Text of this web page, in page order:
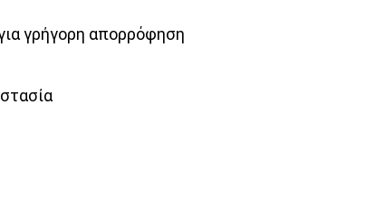
γρήγορη απορρόφηση